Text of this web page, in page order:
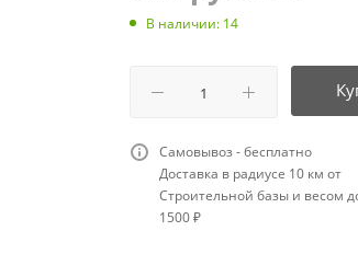
В наличии: 14
Самовывоз - бесплатно
Доставка в радиусе 10 км от
Строительной базы и весом
1500 ₽